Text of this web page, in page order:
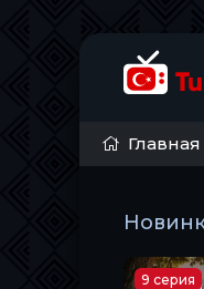
Главная
9 серия